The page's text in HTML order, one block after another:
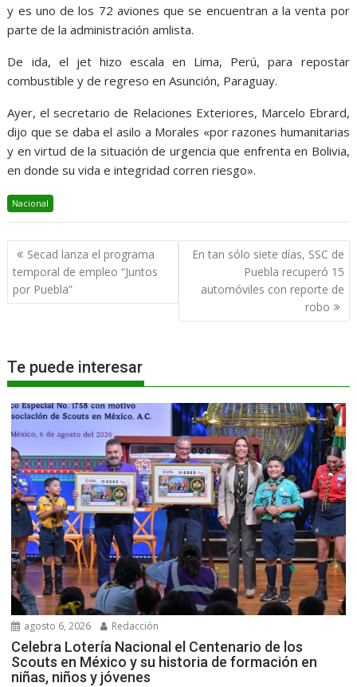
y es uno de los 72 aviones que se encuentran a la venta por
parte de la administración amlista.
De ida, el jet hizo escala en Lima, Perú, para repostar
combustible y de regreso en Asunción, Paraguay.
Ayer, el secretario de Relaciones Exteriores, Marcelo Ebrard,
dijo que se daba el asilo a Morales «por razones humanitarias
y en virtud de la situación de urgencia que enfrenta en Bolivia,
en donde su vida e integridad corren riesgo».
Nacional
Navegación
de
entradas
Secad lanza el programa
temporal de empleo “Juntos
por Puebla”
En tan sólo siete días, SSC de
Puebla recuperó 15
automóviles con reporte de
robo
Te puede interesar
agosto 6, 2026 Redacción
Celebra Lotería Nacional el Centenario de los
Scouts en México y su historia de formación en
niñas, niños y jóvenes